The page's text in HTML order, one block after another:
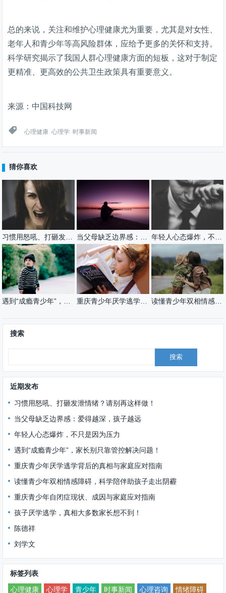
总的来说，关注和维护心理健康尤为重要，尤其是对女性、
老年人和青少年等高风险群体，应给予更多的关怀和支持。
科学研究揭示了我国人群心理健康方面的短板，这对于制定
更精准、更高效的公共卫生政策具有重要意义。
来源：中国科技网
 心理健康 心理学 时事新闻
猜你喜欢
搜索
近期发布
习惯用怒吼、打砸发泄情绪？请别再这样做！
当父母缺乏边界感：爱得越深，孩子越远
年轻人心态爆炸，不只是因为压力
遇到“成瘾青少年”，家长别只靠管控解决问题！
重庆青少年厌学逃学背后的真相与家庭应对指南
读懂青少年双相情感障碍，科学陪伴助孩子走出阴霾
重庆青少年自闭症现状、成因与家庭应对指南
孩子厌学逃学，真相大多数家长想不到！
陈德祥
刘学文
标签列表
心理健康
心理学 青少年 时事新闻 心理咨询 情绪障碍